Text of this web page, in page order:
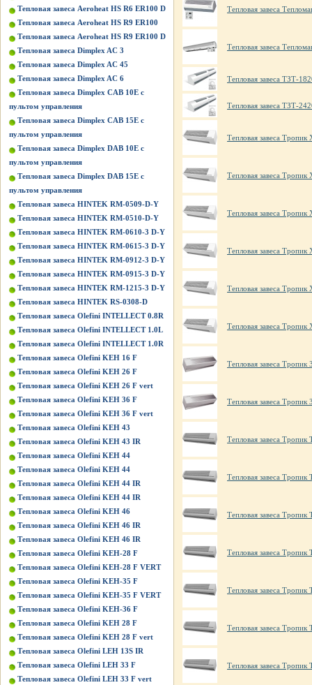
Тепловая завеса Aeroheat HS R6 ER100 D
Тепловая завеса Aeroheat HS R9 ER100
Тепловая завеса Aeroheat HS R9 ER100 D
Тепловая завеса Dimplex AC 3
Тепловая завеса Dimplex AC 45
Тепловая завеса Dimplex AC 6
Тепловая завеса Dimplex CAB 10E с
пультом управления
Тепловая завеса Dimplex CAB 15E с
пультом управления
Тепловая завеса Dimplex DAB 10E с
пультом управления
Тепловая завеса Dimplex DAB 15E с
пультом управления
Тепловая завеса HINTEK RM-0509-D-Y
Тепловая завеса HINTEK RM-0510-D-Y
Тепловая завеса HINTEK RM-0610-3 D-Y
Тепловая завеса HINTEK RM-0615-3 D-Y
Тепловая завеса HINTEK RM-0912-3 D-Y
Тепловая завеса HINTEK RM-0915-3 D-Y
Тепловая завеса HINTEK RM-1215-3 D-Y
Тепловая завеса HINTEK RS-0308-D
Тепловая завеса Olefini INTELLECT 0.8R
Тепловая завеса Olefini INTELLECT 1.0L
Тепловая завеса Olefini INTELLECT 1.0R
Тепловая завеса Olefini KEH 16 F
Тепловая завеса Olefini KEH 26 F
Тепловая завеса Olefini KEH 26 F vert
Тепловая завеса Olefini KEH 36 F
Тепловая завеса Olefini KEH 36 F vert
Тепловая завеса Olefini KEH 43
Тепловая завеса Olefini KEH 43 IR
Тепловая завеса Olefini KEH 44
Тепловая завеса Olefini KEH 44
Тепловая завеса Olefini KEH 44 IR
Тепловая завеса Olefini KEH 44 IR
Тепловая завеса Olefini KEH 46
Тепловая завеса Olefini KEH 46 IR
Тепловая завеса Olefini KEH 46 IR
Тепловая завеса Olefini KEH-28 F
Тепловая завеса Olefini KEH-28 F VERT
Тепловая завеса Olefini KEH-35 F
Тепловая завеса Olefini KEH-35 F VERT
Тепловая завеса Olefini KEH-36 F
Тепловая завеса Olefini KЕН 28 F
Тепловая завеса Olefini KЕН 28 F vert
Тепловая завеса Olefini LEH 13S IR
Тепловая завеса Olefini LEH 33 F
Тепловая завеса Olefini LEH 33 F vert
Тепловая завеса
Тепловая завеса
Тепловая завеса ТЗТ-
Тепловая завеса ТЗТ-
Тепловая завеса Тропик
Тепловая завеса
Тепловая завеса Тропик
Тепловая завеса
Тепловая завеса Тропик
Тепловая завеса
Тепловая завеса Тропик
Тепловая завеса Тропик
Тепловая завеса Тропик
Тепловая завеса
Тепловая завеса
Тепловая завеса Тропик
Тепловая завеса
Тепловая завеса Тропик
Тепловая завеса